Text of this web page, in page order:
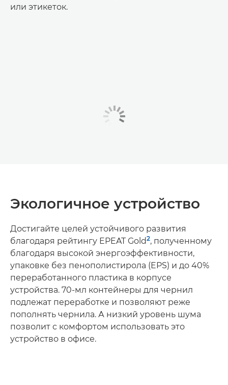
или этикеток.
Экологичное устройство
Достигайте целей устойчивого развития
благодаря рейтингу EPEAT Gold2, полученному
благодаря высокой энергоэффективности,
упаковке без пенополистирола (EPS) и до 40%
переработанного пластика в корпусе
устройства. 70-мл контейнеры для чернил
подлежат переработке и позволяют реже
пополнять чернила. А низкий уровень шума
позволит с комфортом использовать это
устройство в офисе.